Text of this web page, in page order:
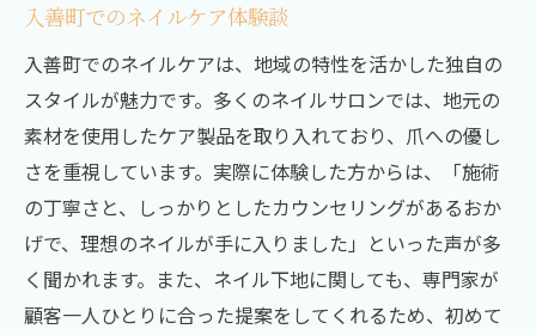
プロが教えるネイル下地の使い方
富山市のネイル下地情報最新トレンドとおすす
めサロン
富山市で話題のネイル下地トレンド
おすすめのネイル下地とその特徴
サロンで使われるプロ仕様のネイル下地
富山市でのネイル下地購入ガイド
入善町でのネイルケア体験談
入善町でのネイルケアは、地域の特性を活かした独自の
スタイルが魅力です。多くのネイルサロンでは、地元の
素材を使用したケア製品を取り入れており、爪への優し
さを重視しています。実際に体験した方からは、「施術
の丁寧さと、しっかりとしたカウンセリングがあるおか
げで、理想のネイルが手に入りました」といった声が多
く聞かれます。また、ネイル下地に関しても、専門家が
顧客一人ひとりに合った提案をしてくれるため、初めて